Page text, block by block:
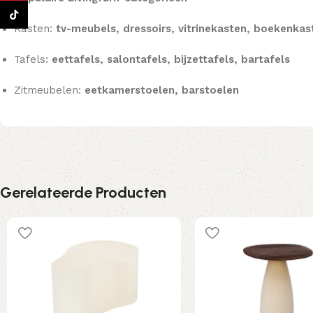
Kasten: tv-meubels, dressoirs, vitrinekasten,
Tafels: eettafels, salontafels, bijzettafels, bartafels
Zitmeubelen: eetkamerstoelen, barstoelen
Gerelateerde Producten